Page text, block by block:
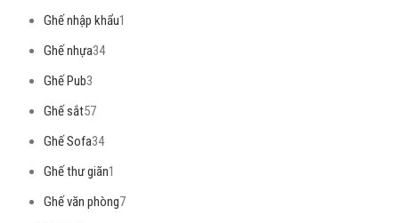
Ghế nhập khẩu1
Ghế nhựa34
Ghế Pub3
Ghế sắt57
Ghế Sofa34
Ghế thư giãn1
Ghế văn phòng7